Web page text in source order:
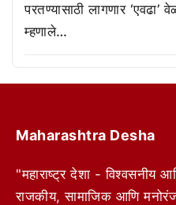
परतण्यासाठी लागणार ‘एवढा’
म्हणाले…
Maharashtra Desha
"महाराष्ट्र देशा - विश्वसनीय
राजकीय, सामाजिक आणि